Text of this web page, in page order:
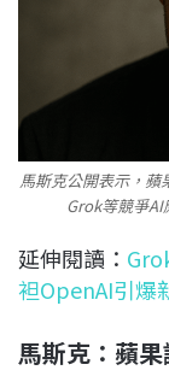
馬斯克公開表示，
Grok等競爭AI
延伸閱讀：
袒OpenAI引爆
馬斯克：蘋